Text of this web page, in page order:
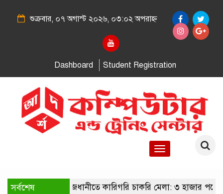
শুক্রবার, ০৭ অগাস্ট ২০২৬, ০৩:০২ অপরাহ্ন
Dashboard Student Registration
Toggle
সর্বশেষ রাজধানীতে কারিগরি চাকরি মেলা: ৩ হাজার